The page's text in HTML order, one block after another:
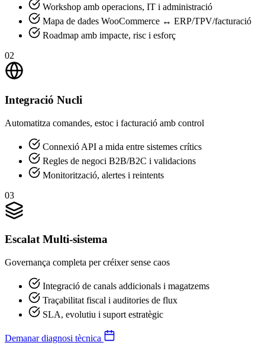
Workshop amb operacions, IT i administració
Mapa de dades WooCommerce ↔ ERP/TPV/facturació
Roadmap amb impacte, risc i esforç
02
Integració Nucli
Automatitza comandes, estoc i facturació amb control
Connexió API a mida entre sistemes crítics
Regles de negoci B2B/B2C i validacions
Monitorització, alertes i reintents
03
Escalat Multi-sistema
Governança completa per créixer sense caos
Integració de canals addicionals i magatzems
Traçabilitat fiscal i auditories de flux
SLA, evolutiu i suport estratègic
Demanar diagnosi tècnica